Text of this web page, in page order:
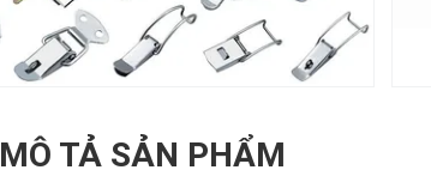
MÔ TẢ SẢN PHẨM